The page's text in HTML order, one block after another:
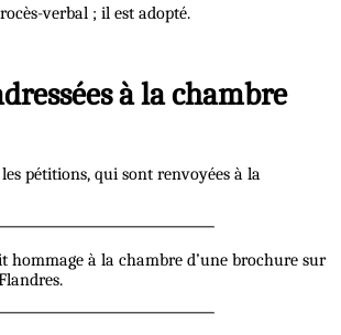
verbal ; il est adopté.
à la chambre
pétitions, qui sont renvoyées à la
à la chambre d’une brochure sur